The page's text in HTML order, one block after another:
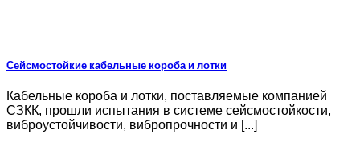
Сейсмостойкие кабельные короба и лотки
Кабельные короба и лотки, поставляемые компанией
СЗКК, прошли испытания в системе сейсмостойкости,
виброустойчивости, вибропрочности и [...]